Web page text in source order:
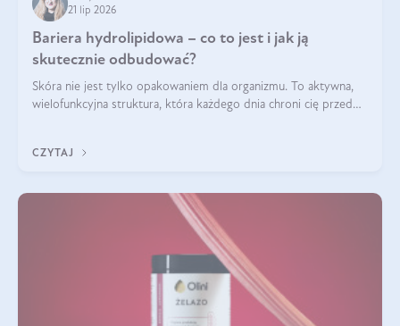
21 lip 2026
Bariera hydrolipidowa – co to jest i jak ją
skutecznie odbudować?
Skóra nie jest tylko opakowaniem dla organizmu. To aktywna,
wielofunkcyjna struktura, która każdego dnia chroni cię przed
bariera hydrolipidowa.
CZYTAJ